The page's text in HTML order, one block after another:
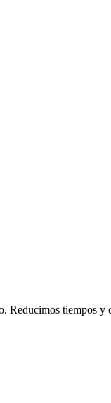
Reducimos tiempos y